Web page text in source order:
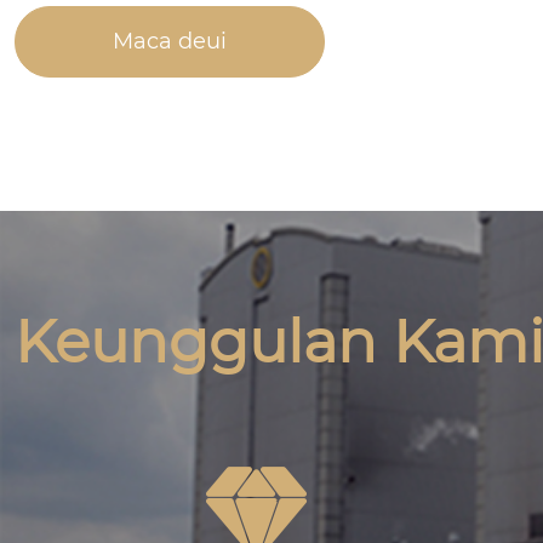
Maca deui
Keunggulan Kami
